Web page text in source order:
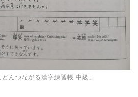
どんつながる漢字練習帳 中級 」